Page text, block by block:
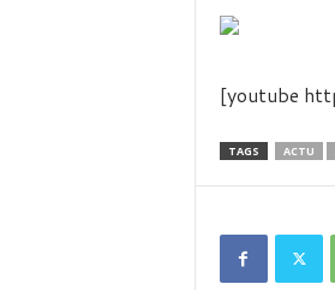
d
[youtube
TAGS ACTU